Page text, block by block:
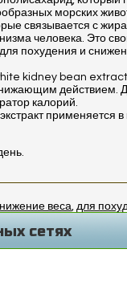
морских
связывается с
человека. Это
похудения и
kidney bean
действием.
калорий.
применяется в
веса, для
сетях